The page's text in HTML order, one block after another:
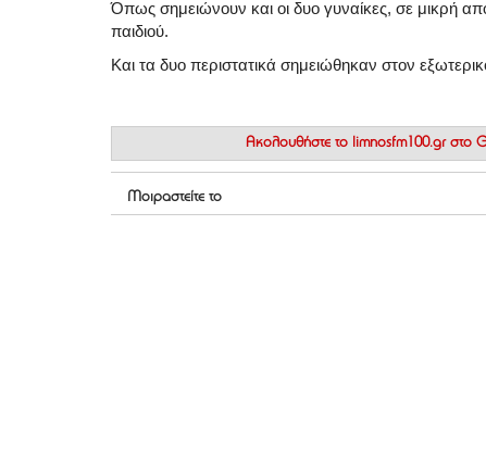
Όπως σημειώνουν και οι δυο γυναίκες, σε μικρή
παιδιού.
Και τα δυο περιστατικά σημειώθηκαν στον
Ακολουθήστε το limnosfm100.gr στο
Μοιραστείτε το